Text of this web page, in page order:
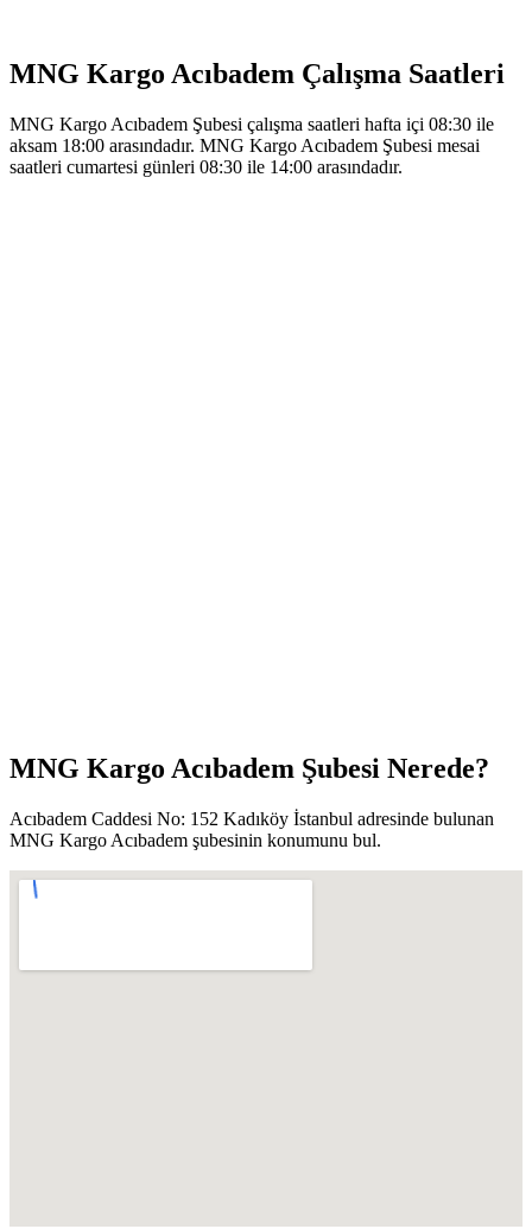
MNG Kargo Acıbadem Çalışma Saatleri
MNG Kargo Acıbadem Şubesi çalışma saatleri hafta içi 08:30 ile
aksam 18:00 arasındadır. MNG Kargo Acıbadem Şubesi mesai
saatleri cumartesi günleri 08:30 ile 14:00 arasındadır.
MNG Kargo Acıbadem Şubesi Nerede?
Acıbadem Caddesi No: 152 Kadıköy İstanbul adresinde bulunan
MNG Kargo Acıbadem şubesinin konumunu bul.